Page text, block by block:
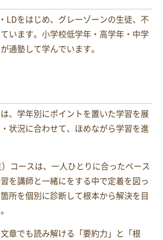
LDをはじめ、グレーゾーンの生徒、不
います。小学校低学年・高学年・中学
通塾して学んでいます。
、学年別にポイントを置いた学習を展
状況に合わせて、ほめながら学習を進
コースは、一人ひとりに合ったペース
を講師と一緒にをする中で定着を図っ
所を個別に診断して根本から解決を目
章でも読み解ける「要約力」と「根